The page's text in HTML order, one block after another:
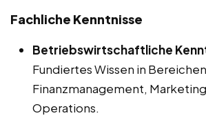
Fachliche Kenntnisse
Betriebswirtschaftliche
Fundiertes Wissen in
Finanzmanagement,
Operations.